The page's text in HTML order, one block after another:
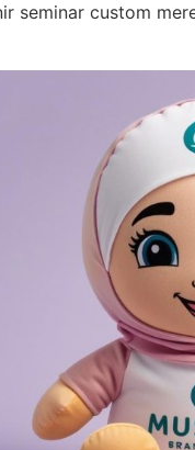
seminar custom